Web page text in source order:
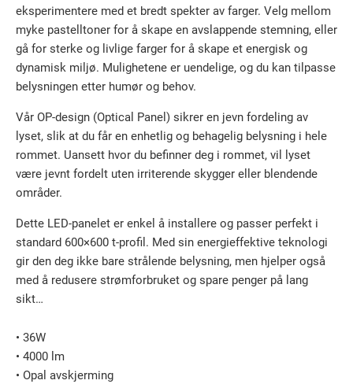
eksperimentere med et bredt spekter av farger. Velg mellom
myke pastelltoner for å skape en avslappende stemning, eller
gå for sterke og livlige farger for å skape et energisk og
dynamisk miljø. Mulighetene er uendelige, og du kan tilpasse
belysningen etter humør og behov.
Vår OP-design (Optical Panel) sikrer en jevn fordeling av
lyset, slik at du får en enhetlig og behagelig belysning i hele
rommet. Uansett hvor du befinner deg i rommet, vil lyset
være jevnt fordelt uten irriterende skygger eller blendende
områder.
Dette LED-panelet er enkel å installere og passer perfekt i
standard 600×600 t-profil. Med sin energieffektive teknologi
gir den deg ikke bare strålende belysning, men hjelper også
med å redusere strømforbruket og spare penger på lang
sikt…
• 36W
• 4000 lm
• Opal avskjerming